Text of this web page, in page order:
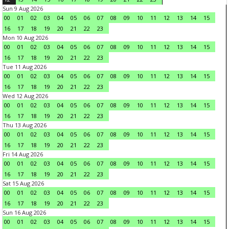
Sun 9 Aug 2026
00
01 02 03 04 05 06 07 08 09 10 11 12 13 14
15
16
17 18 19 20 21 22
23
Mon 10 Aug 2026
00
01 02 03 04 05 06 07 08 09 10 11 12 13 14
15
16
17 18 19 20 21 22
23
Tue 11 Aug 2026
00
01 02 03 04 05 06 07 08 09 10 11 12 13 14
15
16
17 18 19 20 21 22
23
Wed 12 Aug 2026
00
01 02 03 04 05 06 07 08 09 10 11 12 13 14
15
16
17 18 19 20 21 22
23
Thu 13 Aug 2026
00
01 02 03 04 05 06 07 08 09 10 11 12 13 14
15
16
17 18 19 20 21 22
23
Fri 14 Aug 2026
00
01 02 03 04 05 06 07 08 09 10 11 12 13 14
15
16
17 18 19 20 21 22
23
Sat 15 Aug 2026
00
01 02 03 04 05 06 07 08 09 10 11 12 13 14
15
16
17 18 19 20 21 22
23
Sun 16 Aug 2026
00
01 02 03 04 05 06 07 08 09 10 11 12 13 14
15